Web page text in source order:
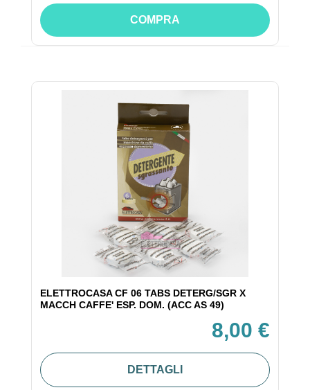
COMPRA
ELETTROCASA CF 06 TABS DETERG/SGR X
MACCH CAFFE' ESP. DOM. (ACC AS 49)
8,00 €
DETTAGLI